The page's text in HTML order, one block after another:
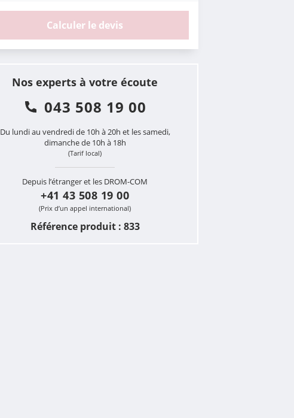
Calculer le devis
Nos experts à votre écoute
043 508 19 00
Du lundi au vendredi de 10h à 20h et les samedi,
dimanche de 10h à 18h
(Tarif local)
Depuis l’étranger et les DROM-COM
+41 43 508 19 00
(Prix d’un appel international)
Référence produit : 833